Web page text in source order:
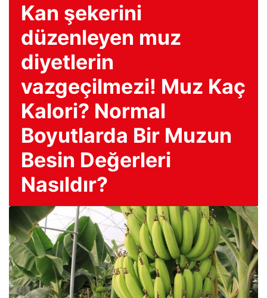
Kan şekerini
düzenleyen muz
diyetlerin
vazgeçilmezi! Muz Kaç
Kalori? Normal
Boyutlarda Bir Muzun
Besin Değerleri
Nasıldır?